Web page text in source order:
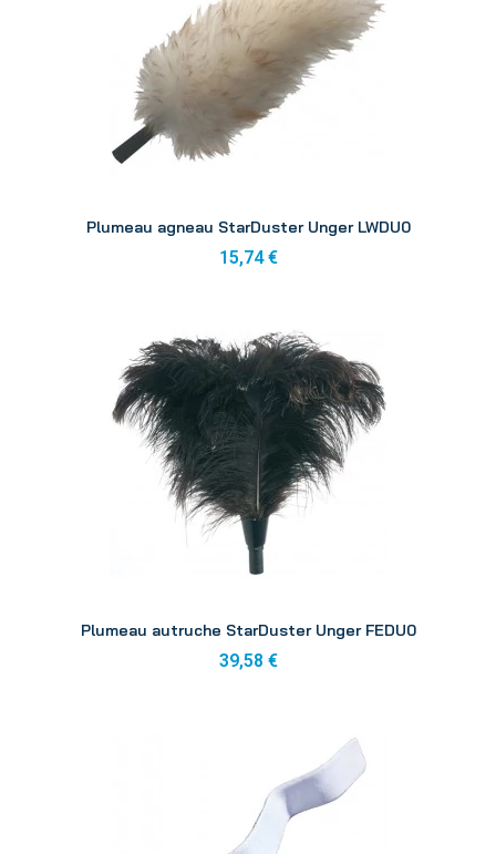
Plumeau agneau StarDuster Unger LWDU0
15,74 €
Plumeau autruche StarDuster Unger FEDU0
39,58 €